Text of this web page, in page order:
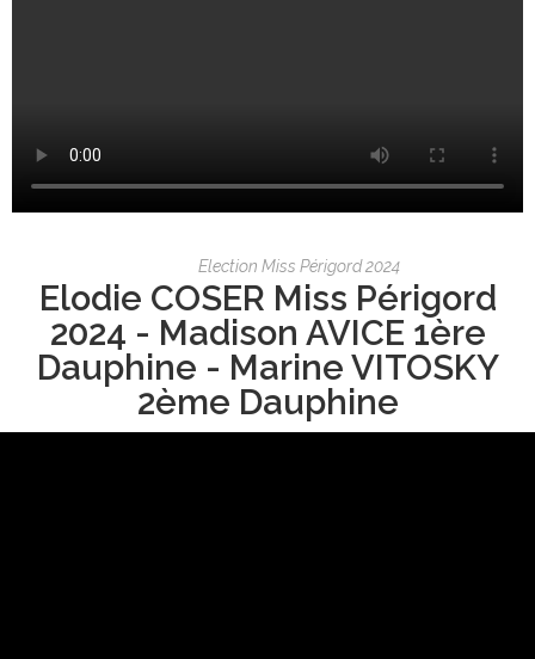
Election Miss Périgord 2024
Elodie COSER Miss Périgord
2024 - Madison AVICE 1ère
Dauphine - Marine VITOSKY
2ème Dauphine